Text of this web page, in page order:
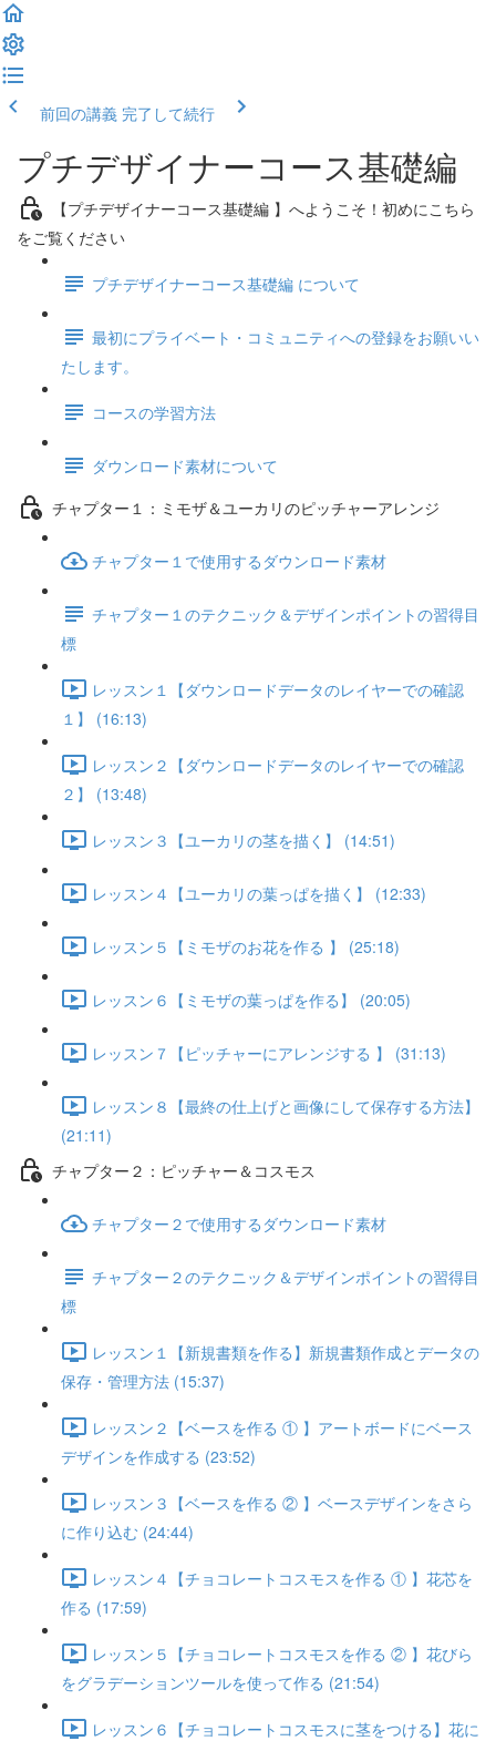
前回の講義 完了して続行
プチデザイナーコース基礎編
【プチデザイナーコース基礎編 】へようこそ！初めにこちら
をご覧ください
プチデザイナーコース基礎編 について
最初にプライベート・コミュニティへの登録をお願いい
たします。
コースの学習方法
ダウンロード素材について
チャプター１：ミモザ＆ユーカリのピッチャーアレンジ
チャプター１で使用するダウンロード素材
チャプター１のテクニック＆デザインポイントの習得目
標
レッスン１【ダウンロードデータのレイヤーでの確認
１】 (16:13)
レッスン２【ダウンロードデータのレイヤーでの確認
２】 (13:48)
レッスン３【ユーカリの茎を描く】 (14:51)
レッスン４【ユーカリの葉っぱを描く】 (12:33)
レッスン５【ミモザのお花を作る 】 (25:18)
レッスン６【ミモザの葉っぱを作る】 (20:05)
レッスン７【ピッチャーにアレンジする 】 (31:13)
レッスン８【最終の仕上げと画像にして保存する方法】
(21:11)
チャプター２：ピッチャー＆コスモス
チャプター２で使用するダウンロード素材
チャプター２のテクニック＆デザインポイントの習得目
標
レッスン１【新規書類を作る】新規書類作成とデータの
保存・管理方法 (15:37)
レッスン２【ベースを作る ① 】アートボードにベース
デザインを作成する (23:52)
レッスン３【ベースを作る ② 】ベースデザインをさら
に作り込む (24:44)
レッスン４【チョコレートコスモスを作る ① 】花芯を
作る (17:59)
レッスン５【チョコレートコスモスを作る ② 】花びら
をグラデーションツールを使って作る (21:54)
レッスン６【チョコレートコスモスに茎をつける】花に